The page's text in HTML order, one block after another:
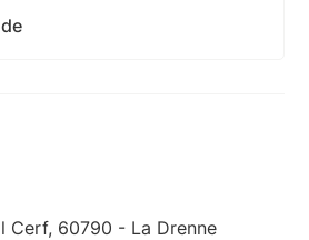
Cerf, 60790 - La Drenne